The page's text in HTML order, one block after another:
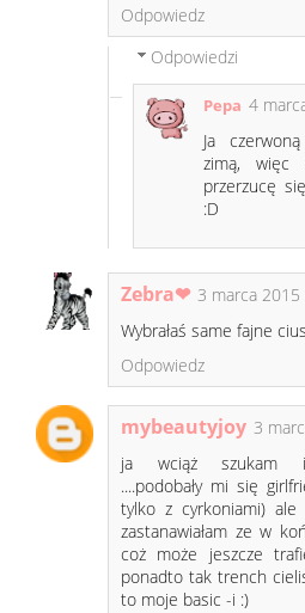
Odpowiedz
Odpowiedzi
Pepa 4
Ja
zimą, więc
przerzucę
:D
Zebra❤ 3 marca 2015
Wybrałaś same fajne
Odpowiedz
mybeautyjoy 3
ja wciąż szukam
....podobały mi się
tylko z cyrkoniami)
zastanawiałam ze w
coż może jeszcze
ponadto tak trench
to moje basic -i :)